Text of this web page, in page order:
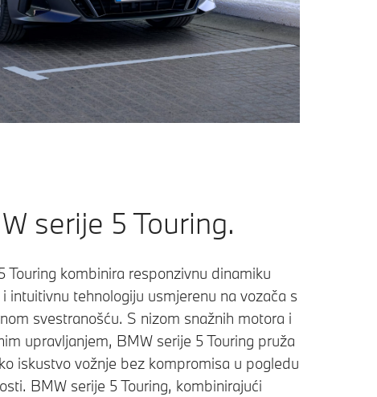
serije 5 Touring.
Touring kombinira responzivnu dinamiku
intuitivnu tehnologiju usmjerenu na vozača s
svestranošću. S nizom snažnih motora i
upravljanjem, BMW serije 5 Touring pruža
iskustvo vožnje bez kompromisa u pogledu
BMW serije 5 Touring, kombinirajući